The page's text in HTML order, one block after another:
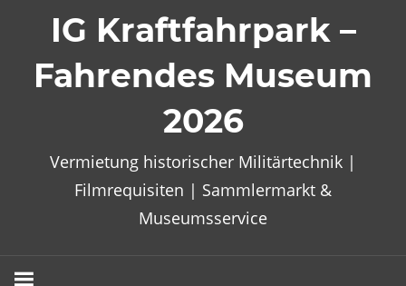
IG Kraftfahrpark –
Fahrendes Museum
2026
Vermietung historischer Militärtechnik |
Filmrequisiten | Sammlermarkt &
Museumsservice